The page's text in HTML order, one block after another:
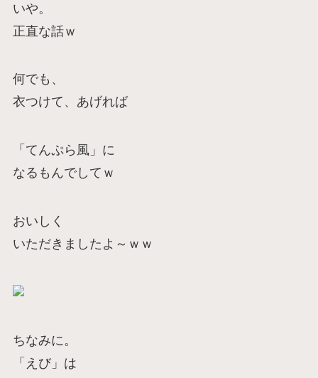
いや。
正直な話ｗ
何でも、
衣つけて、あげれば
「てんぷら風」に
なるもんでしてｗ
おいしく
いただきましたよ～ｗｗ
ちなみに。
「えび」は